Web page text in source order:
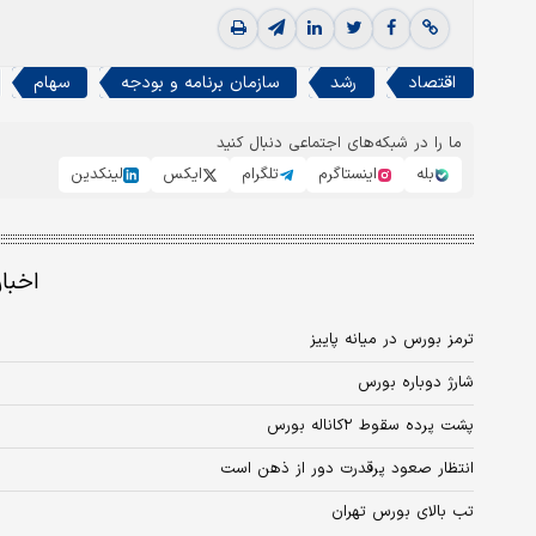
اقتصاد رشد سازمان برنامه و بودجه سهام
ما را در شبکه‌های اجتماعی دنبال کنید
بله
اینستاگرم تلگرام ایکس لینکدین
ترمز بورس در میانه پاییز
شارژ دوباره بورس
پشت پرده سقوط ۲کاناله بورس
انتظار صعود پرقدرت دور از ذهن است
تب بالای بورس تهران